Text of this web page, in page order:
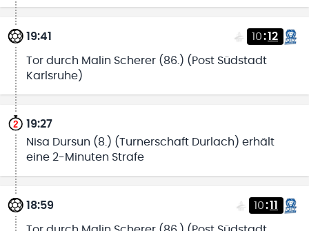
19:41 10:12
Tor durch Malin Scherer (86.) (Post Südstadt
Karlsruhe)
19:27
Nisa Dursun (8.) (Turnerschaft Durlach) erhält
eine 2-Minuten Strafe
18:59 10:11